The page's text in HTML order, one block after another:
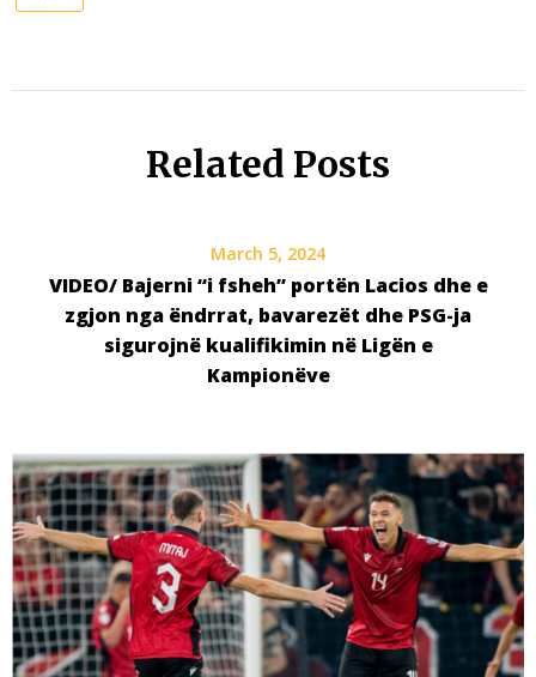
Related Posts
March 5, 2024
VIDEO/ Bajerni “i fsheh” portën Lacios dhe e
zgjon nga ëndrrat, bavarezët dhe PSG-ja
sigurojnë kualifikimin në Ligën e
Kampionëve